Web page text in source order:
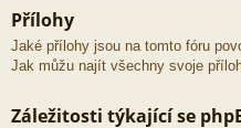
Přílohy
Jaké přílohy jsou na tomto fóru
Jak můžu najít všechny svoje
Záležitosti týkající se